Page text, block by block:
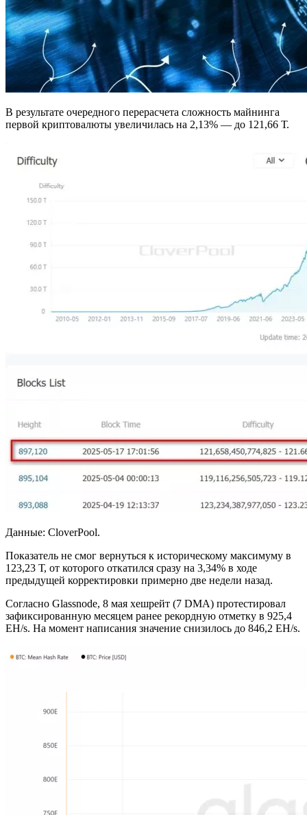
В результате очередного перерасчета сложность майнинга
первой криптовалюты увеличилась на 2,13% — до 121,66 Т.
Данные: CloverPool.
Показатель не смог вернуться к историческому максимуму в
123,23 Т, от которого откатился сразу на 3,34% в ходе
предыдущей корректировки примерно две недели назад.
Согласно Glassnode, 8 мая хешрейт (7 DMA) протестировал
зафиксированную месяцем ранее рекордную отметку в 925,4
EH/s. На момент написания значение снизилось до 846,2 EH/s.